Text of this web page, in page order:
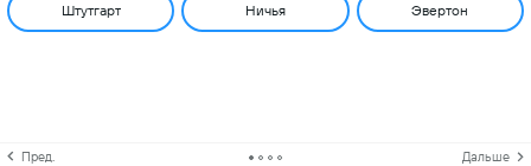
Штутгарт Ничья Эвертон
Пред. Дальше